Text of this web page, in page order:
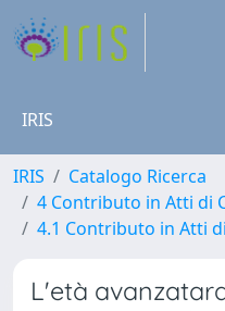
IRIS
IRIS
Catalogo Ricerca
4 Contributo in Atti di
4.1 Contributo in Atti
L'età